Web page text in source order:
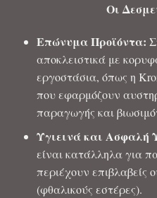
Οι
Επώνυμα Προϊόντα:
αποκλειστικά με
εργοστάσια, όπως η
που εφαρμόζουν
παραγωγής και
Υγιεινά και Ασφαλή
είναι κατάλληλα για
περιέχουν επιβλαβείς
(φθαλικούς εστέρες).